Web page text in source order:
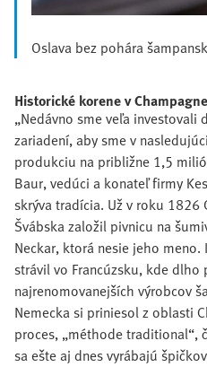
Oslava bez pohára
Historické korene v Champagne
„Nedávno sme veľa
zariadení, aby sme v
produkciu na približne 1,5
Baur, vedúci a konateľ firmy
skrýva tradícia. Už v roku 1826
Švábska založil pivnicu na
Neckar, ktorá nesie jeho
strávil vo Francúzsku, kde
najrenomovanejších výrobcov
Nemecka si priniesol z oblasti
proces, „méthode traditional“,
sa ešte aj dnes vyrábajú